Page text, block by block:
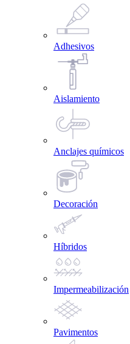
Adhesivos
Aislamiento
Anclajes químicos
Decoración
Híbridos
Impermeabilización
Pavimentos